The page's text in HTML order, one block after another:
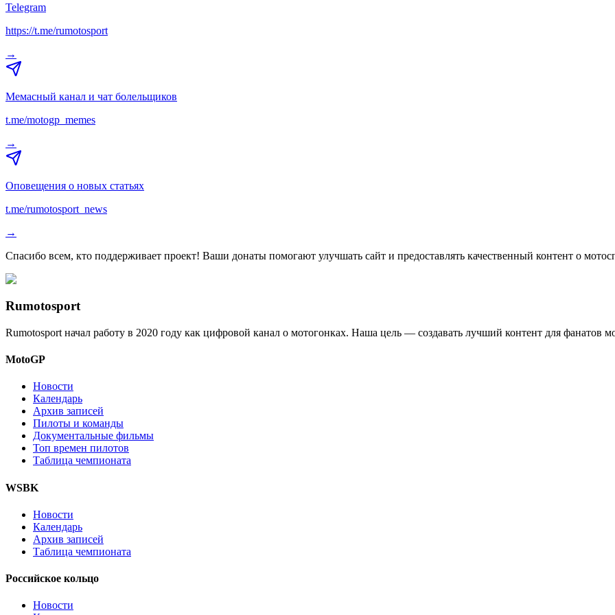
Telegram
https://t.me/rumotosport
→
Мемасный канал и чат болельщиков
t.me/motogp_memes
→
Оповещения о новых статьях
t.me/rumotosport_news
→
Спасибо всем, кто поддерживает проект! Ваши донаты помогают улучшать сайт и предоставлять качественный контент о
Rumotosport
Rumotosport начал работу в 2020 году как цифровой канал о мотогонках. Наша цель — создавать лучший контент для фанатов
MotoGP
Новости
Календарь
Архив записей
Пилоты и команды
Документальные фильмы
Топ времен пилотов
Таблица чемпионата
WSBK
Новости
Календарь
Архив записей
Таблица чемпионата
Российское кольцо
Новости